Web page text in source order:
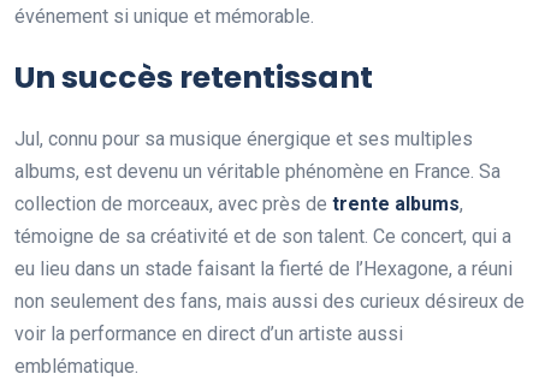
événement si unique et mémorable.
Un succès retentissant
Jul, connu pour sa musique énergique et ses multiples
albums, est devenu un véritable phénomène en France. Sa
collection de morceaux, avec près de trente a bums,
témoigne de sa créativité et de son talent. Ce concert, qui a
eu lieu dans un stade faisant la fierté de l’Hexagone, a réuni
non seulement des fans, mais aussi des curieux désireux de
voir la performance en direct d’un artiste aussi
emblématique.